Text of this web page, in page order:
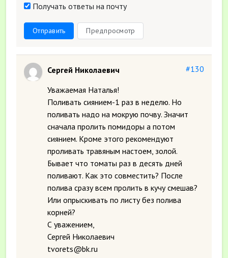
Получать ответы на почту
Отправить Предпросмотр
#130
Сергей Николаевич
Уважаемая Наталья!
Поливать сиянием-1 раз в неделю. Но
поливать надо на мокрую почву. Значит
сначала пролить помидоры а потом
сиянием. Кроме этого рекомендуют
проливать травяным настоем, золой.
Бывает что томаты раз в десять дней
поливают. Как это совместить? После
полива сразу всем пролить в кучу смешав?
Или опрыскивать по листу без полива
корней?
С уважением,
Сергей Николаевич
tvorets@bk.ru